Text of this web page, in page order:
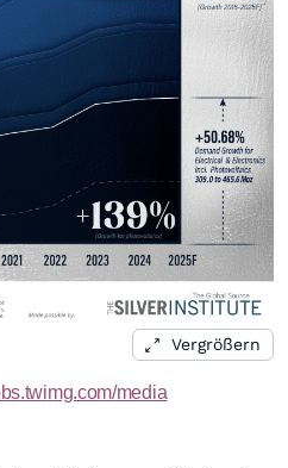
Vergrößern
media